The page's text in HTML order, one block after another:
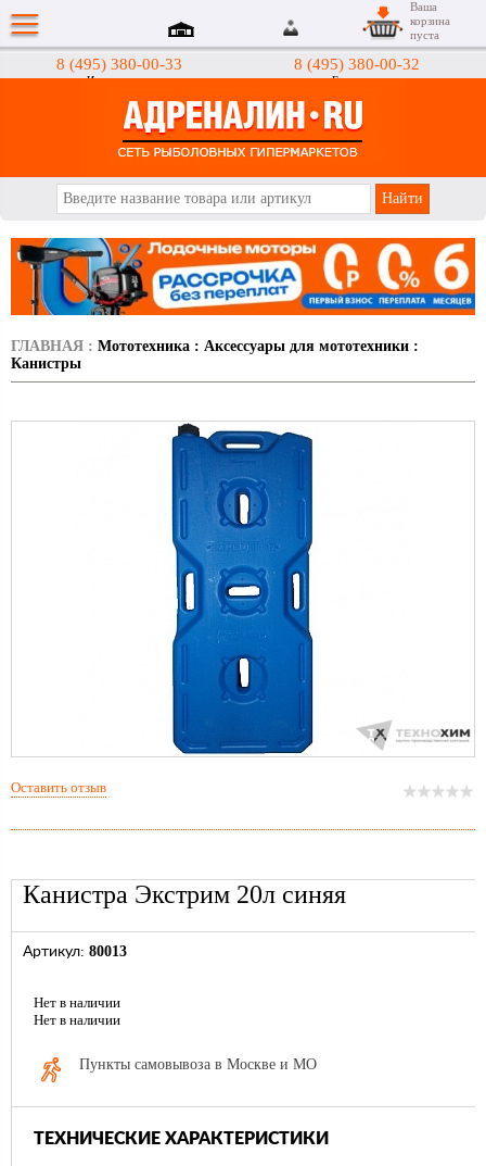
8 (495) 380-00-33
Интернет-магазин
8 (495) 380-00-32
Гипермаркеты
Ваша
корзина
пуста
ГЛАВНАЯ : Мототехника : Аксессуары для мототехники :
Канистры
Канистра Экстрим 20л синяя
Артикул: 80013
Нет в наличии
Нет в наличии
Пункты самовывоза в Москве и МО
ТЕХНИЧЕСКИЕ ХАРАКТЕРИСТИКИ
Оставить отзыв